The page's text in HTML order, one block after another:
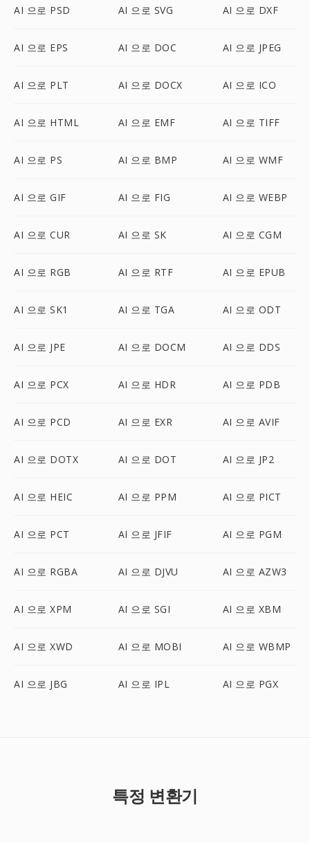
AI 으로 PSD AI 으로 SVG AI 으로 DXF
AI 으로 EPS AI 으로 DOC AI 으로 JPEG
AI 으로 PLT AI 으로 DOCX AI 으로 ICO
AI 으로 HTML AI 으로 EMF AI 으로 TIFF
AI 으로 PS AI 으로 BMP AI 으로 WMF
AI 으로 GIF AI 으로 FIG AI 으로 WEBP
AI 으로 CUR AI 으로 SK AI 으로 CGM
AI 으로 RGB AI 으로 RTF AI 으로 EPUB
AI 으로 SK1 AI 으로 TGA AI 으로 ODT
AI 으로 JPE AI 으로 DOCM AI 으로 DDS
AI 으로 PCX AI 으로 HDR AI 으로 PDB
AI 으로 PCD AI 으로 EXR AI 으로 AVIF
AI 으로 DOTX AI 으로 DOT AI 으로 JP2
AI 으로 HEIC AI 으로 PPM AI 으로 PICT
AI 으로 PCT AI 으로 JFIF AI 으로 PGM
AI 으로 RGBA AI 으로 DJVU AI 으로 AZW3
AI 으로 XPM AI 으로 SGI AI 으로 XBM
AI 으로 XWD AI 으로 MOBI AI 으로 WBMP
AI 으로 JBG AI 으로 IPL AI 으로 PGX
특정 변환기